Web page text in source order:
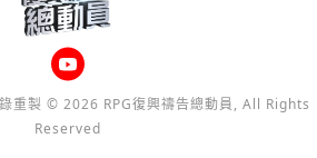
重製 © 2026 RPG復興禱告總動員, All Rights
Reserved